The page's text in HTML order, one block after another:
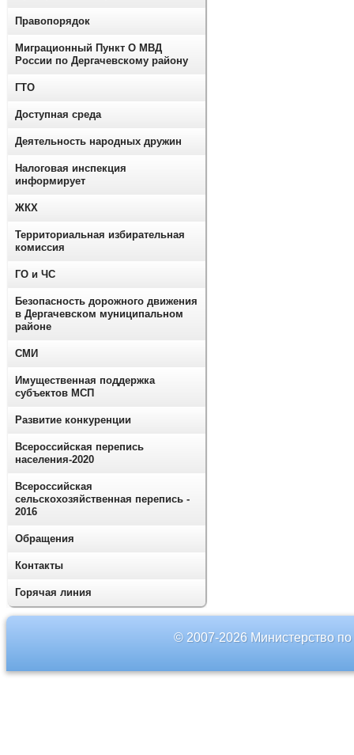
Правопорядок
Миграционный Пункт О МВД
России по Дергачевскому району
ГТО
Доступная среда
Деятельность народных дружин
Налоговая инспекция
информирует
ЖКХ
Территориальная избирательная
комиссия
ГО и ЧС
Безопасность дорожного движения
в Дергачевском муниципальном
районе
СМИ
Имущественная поддержка
субъектов МСП
Развитие конкуренции
Всероссийская перепись
населения-2020
Всероссийская
сельскохозяйственная перепись -
2016
Обращения
Контакты
Горячая линия
© 2007-2026 Министерство